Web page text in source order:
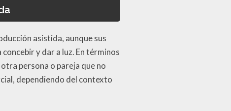
asistida, aunque sus
y dar a luz. En términos
persona o pareja que no
dependiendo del contexto